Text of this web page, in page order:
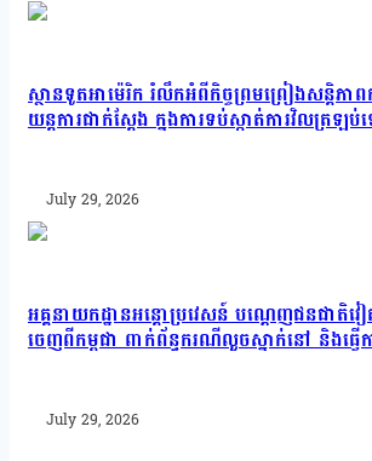
ស្ថានទូតអាម៉េរិក រំលឹកអំពីកិច្ចព្រមព្រៀងសន្តិភា
យន្តការជាក់ស្តែង ក្នុងការទប់ស្កាត់ការវិលត្រឡ
July 29, 2026
អគ្គនាយកដ្ឋានអន្តោប្រវេសន៍ បណ្ដេញជនជា
ចេញពីកម្ពុជា​ ពាក់ព័ន្ធករណីលួចស្នាក់នៅ និងធ្វើ
July 29, 2026